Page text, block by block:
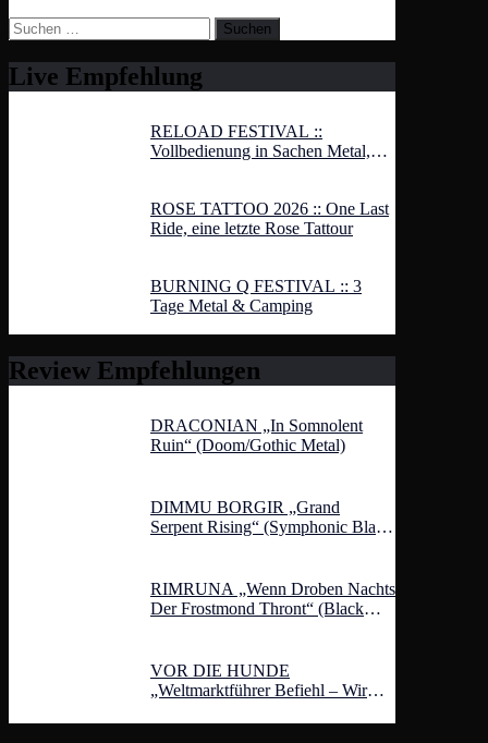
Suchen
nach:
Live Empfehlung
RELOAD FESTIVAL ::
Vollbedienung in Sachen Metal,
ROSE TATTOO 2026 :: One Last
Ride, eine letzte Rose Tattour
BURNING Q FESTIVAL :: 3
Tage Metal & Camping
Review Empfehlungen
DRACONIAN „In Somnolent
Ruin“ (Doom/Gothic Metal)
DIMMU BORGIR „Grand
Serpent Rising“ (Symphonic Black
RIMRUNA „Wenn Droben Nachts
Der Frostmond Thront“ (Black
VOR DIE HUNDE
„Weltmarktführer Befiehl – Wir